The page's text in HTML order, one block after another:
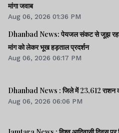
मांगा जवाब
Aug 06, 2026 01:36 PM
Dhanbad News: पेयजल संकट से जूझ रहा
मांग को लेकर भूख हड़ताल प्रदर्शन
Aug 06, 2026 06:17 PM
Dhanbad News : जिले में 23,612 राशन
Aug 06, 2026 06:06 PM